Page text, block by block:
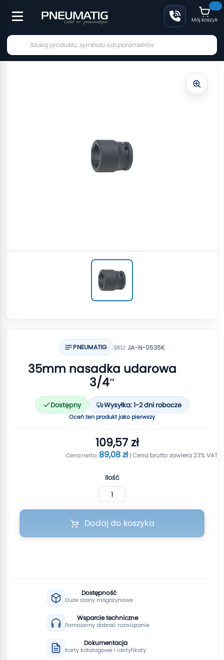
Mój koszyk
PNEUMATIG SKU:JA-N-0535K
35mm nasadka udarowa
3/4″
Dostępny Wysyłka: 1-2 dni robocze
Oceń ten produkt jako pierwszy
109,57 zł
89,08 zł
Ilość
Dodaj do koszyka
Dostępność
Duże stany magazynowe
Wsparcie techniczne
Pomożemy dobrać rozwiązanie
Dokumentacja
Karty katalogowe i certyfikaty